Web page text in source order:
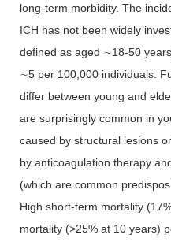
long-term morbidity. The
ICH has not been widely
defined as aged ∼18-50
∼5 per 100,000 individuals.
differ between young and
are surprisingly common in
caused by structural lesions
by anticoagulation therapy
(which are common
High short-term mortality
mortality (>25% at 10 years)